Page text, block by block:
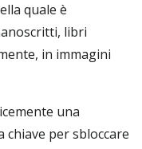
quale è
libri
in immagini
una
chiave per sbloccare